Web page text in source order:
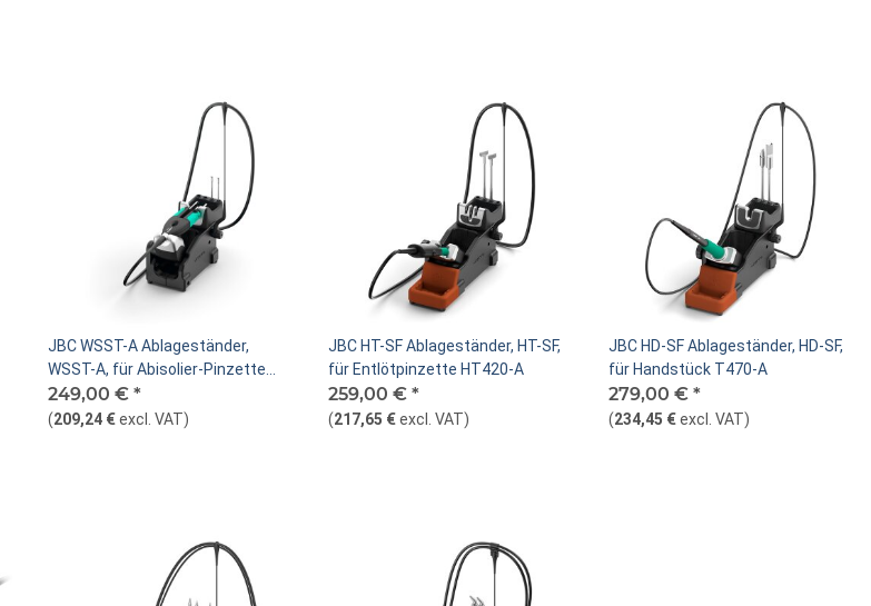
JBC WSST-A Ablageständer,
WSST-A, für Abisolier-Pinzette
WS140-A
249,00 € *
(209,24 €excl. VAT)
JBC HT-SF Ablageständer, HT-SF,
für Entlötpinzette HT420-A
259,00 € *
(217,65 €excl. VAT)
JBC HD-SF Ablageständer, HD-SF,
für Handstück T470-A
279,00 € *
(234,45 €excl. VAT)